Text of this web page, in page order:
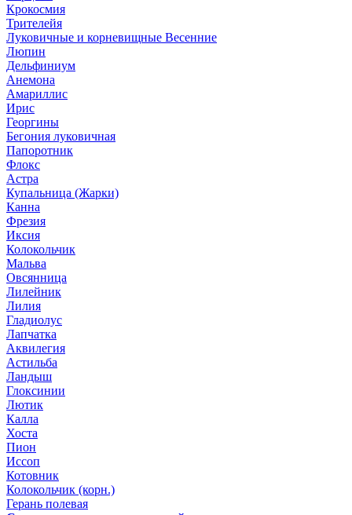
Крокосмия
Трителейя
Луковичные и корневищные Весенние
Люпин
Дельфиниум
Анемона
Амариллис
Ирис
Георгины
Бегония луковичная
Папоротник
Флокс
Астра
Купальница (Жарки)
Канна
Фрезия
Иксия
Колокольчик
Мальва
Овсянница
Лилейник
Лилия
Гладиолус
Лапчатка
Аквилегия
Астильба
Ландыш
Глоксинии
Лютик
Калла
Хоста
Пион
Иссоп
Котовник
Колокольчик (корн.)
Герань полевая